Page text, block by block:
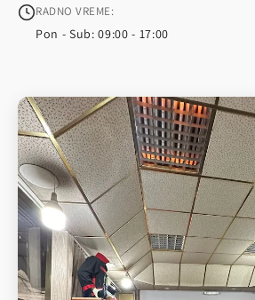
RADNO VREME:
Pon - Sub: 09:00 - 17:00